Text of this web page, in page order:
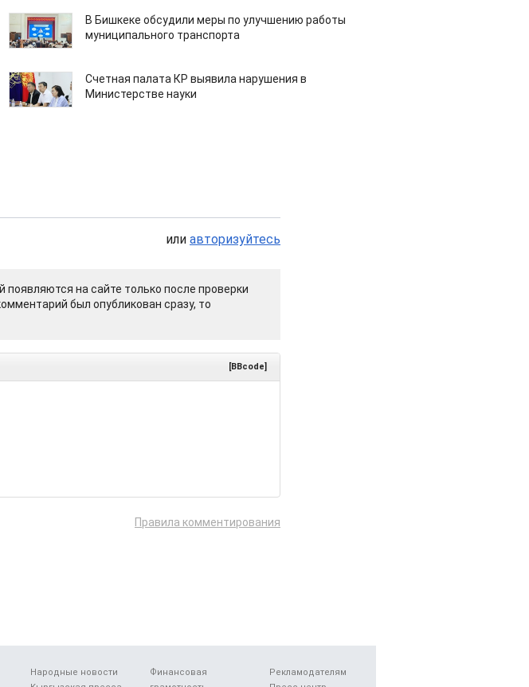
В Бишкеке обсудили меры по улучшению работы
муниципального транспорта
Счетная палата КР выявила нарушения в
Министерстве науки
или авторизуйтесь
на сайте только после проверки
был опубликован сразу, то
[BBcode]
Правила комментирования
Народные новости
Финансовая
Рекламодателям